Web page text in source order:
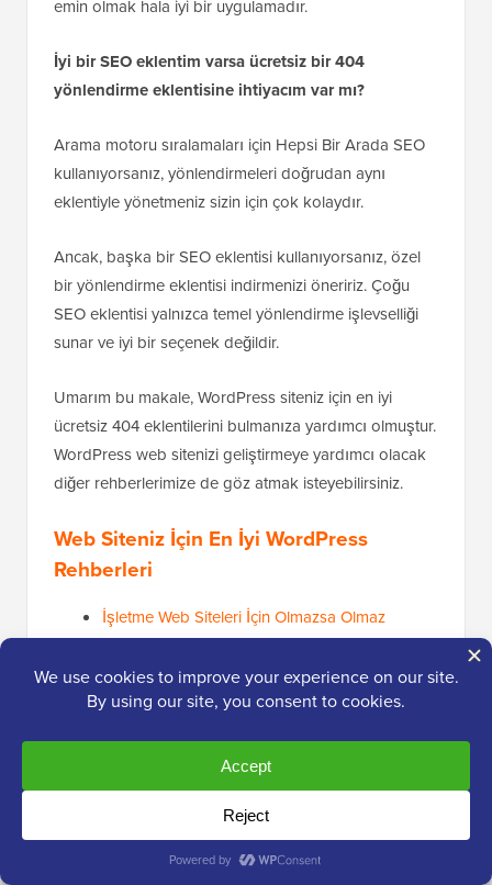
emin olmak hala iyi bir uygulamadır.
İyi bir SEO eklentim varsa ücretsiz bir 404
yönlendirme eklentisine ihtiyacım var mı?
Arama motoru sıralamaları için Hepsi Bir Arada SEO
kullanıyorsanız, yönlendirmeleri doğrudan aynı
eklentiyle yönetmeniz sizin için çok kolaydır.
Ancak, başka bir SEO eklentisi kullanıyorsanız, özel
bir yönlendirme eklentisi indirmenizi öneririz. Çoğu
SEO eklentisi yalnızca temel yönlendirme işlevselliği
sunar ve iyi bir seçenek değildir.
Umarım bu makale, WordPress siteniz için en iyi
ücretsiz 404 eklentilerini bulmanıza yardımcı olmuştur.
WordPress web sitenizi geliştirmeye yardımcı olacak
diğer rehberlerimize de göz atmak isteyebilirsiniz.
Web Siteniz İçin En İyi WordPress
Rehberleri
İşletme Web Siteleri İçin Olmazsa Olmaz
WordPress Eklentileri
WordPress Gönderileri 404 Hatası Veriyor
Nasıl Düzeltilir (Adım Adım)
302 Yönlendirme vs 301 Yönlendirme – En İyi
Uygulamalar (Açıklamalı)